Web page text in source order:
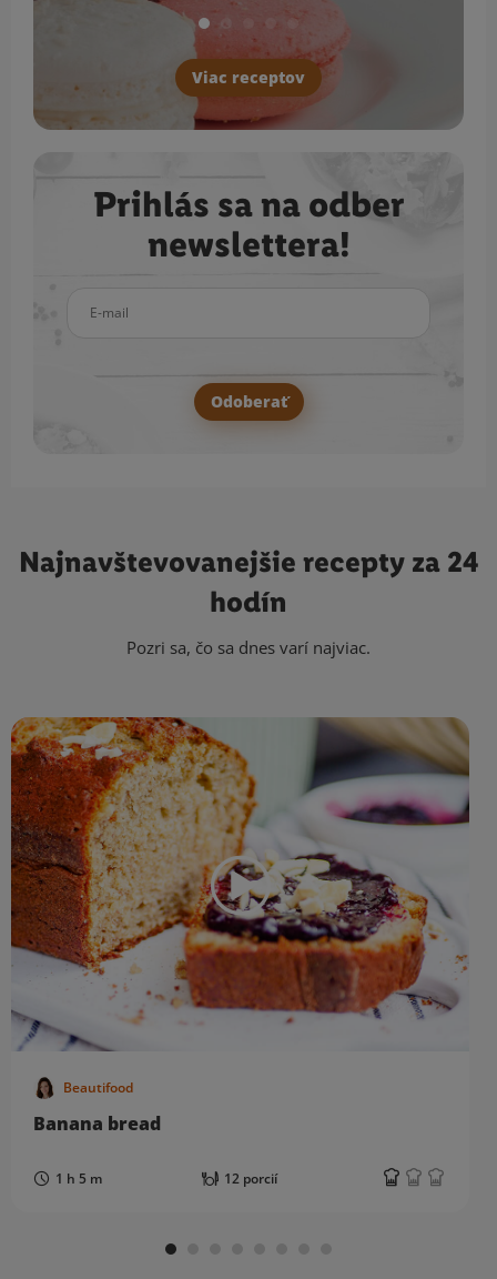
Viac receptov
Prihlás sa na odber
newslettera!
Odoberať
Najnavštevovanejšie recepty za 24
hodín
Pozri sa, čo sa dnes varí najviac.
Beautifood
Banana bread
1 h 5 m 12 porcií